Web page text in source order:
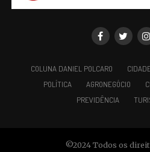
COLUNA DANIEL POLCARO
POLÍTICA
AGRONEGÓCIO
PREVIDÊNCIA
©2024 Todos os